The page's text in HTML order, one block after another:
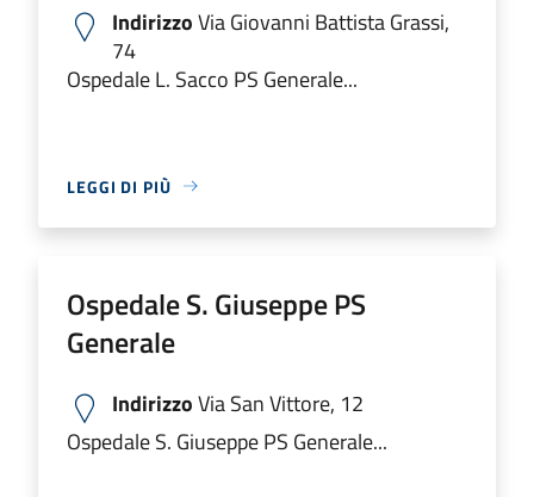
IndirizzoVia Giovanni Battista Grassi,
74
Ospedale L. Sacco PS Generale...
LEGGI DI PIÙ
Ospedale S. Giuseppe PS
Generale
IndirizzoVia San Vittore, 12
Ospedale S. Giuseppe PS Generale...